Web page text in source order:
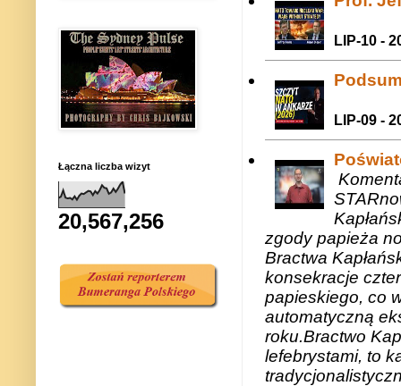
LIP-10 -
LIP-09 -
zgody papieża
Bractwa
konsekracje
papieskiego, co
automatyczną
roku.Bractwo
lefebrystami, to
Łączna liczba wizyt
20,567,256